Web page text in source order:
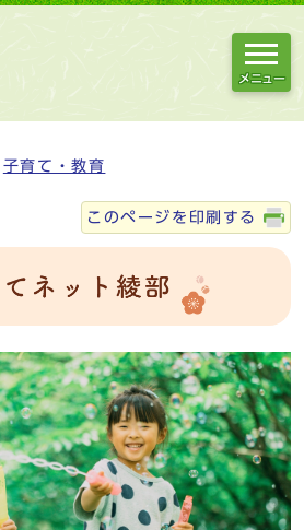
メニュー
子育て・教育
このページを印刷する